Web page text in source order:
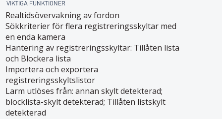
VIKTIGA FUNKTIONER
Realtidsövervakning av fordon
Sökkriterier för flera registreringsskyltar med
en enda kamera
Hantering av registreringsskyltar: Tillåten lista
och Blockera lista
Importera och exportera
registreringsskyltslistor
Larm utlöses från: annan skylt detekterad;
blocklista-skylt detekterad; Tillåten listskylt
detekterad